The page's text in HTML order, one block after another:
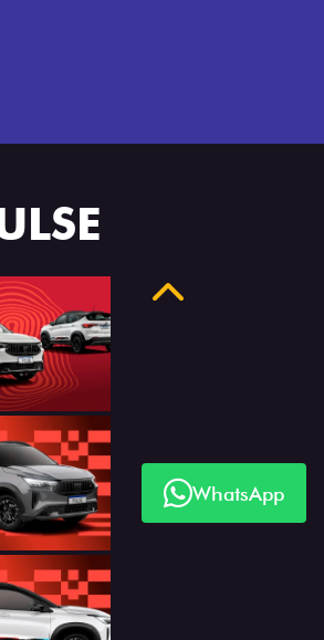
Anterior
WhatsApp